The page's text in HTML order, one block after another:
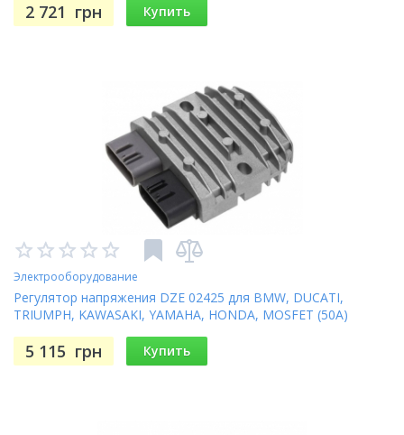
2 721 грн Купить
Электрооборудование
Регулятор напряжения DZE 02425 для BMW, DUCATI,
TRIUMPH, KAWASAKI, YAMAHA, HONDA, MOSFET (50A)
5 115 грн Купить